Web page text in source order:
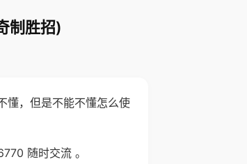
制胜招)
懂，但是不能不懂怎么使
随时交流 。